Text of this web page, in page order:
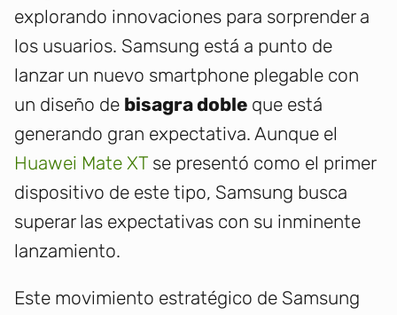
explorando innovaciones para sorprender a
los usuarios. Samsung está a punto de
lanzar un nuevo smartphone plegable con
un diseño de bisagra doble que está
generando gran expectativa. Aunque el
Huawei Mate XT se presentó como el primer
dispositivo de este tipo, Samsung busca
superar las expectativas con su inminente
lanzamiento.
Este movimiento estratégico de Samsung